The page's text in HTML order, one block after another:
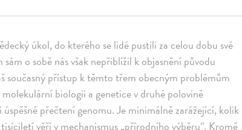
úkol, do kterého se lidé pustili za celou dobu své
o sobě nás však nepřiblížil k objasnění původu
současný přístup k těmto třem obecným problémům
biologii a genetice v druhé polovině
přečtení genomu. Je minimálně zarážející, kolik
věří v mechanismus „přírodního výběru“. Kromě